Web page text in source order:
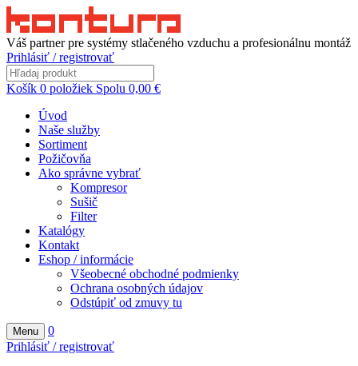
Váš partner pre systémy stlačeného vzduchu a profesionálnu montáž
Prihlásiť / registrovať
Košík 0 položiek Spolu 0,00 €
Úvod
Naše služby
Sortiment
Požičovňa
Ako správne vybrať
Kompresor
Sušič
Filter
Katalógy
Kontakt
Eshop / informácie
Všeobecné obchodné podmienky
Ochrana osobných údajov
Odstúpiť od zmuvy tu
Menu
0
Prihlásiť / registrovať